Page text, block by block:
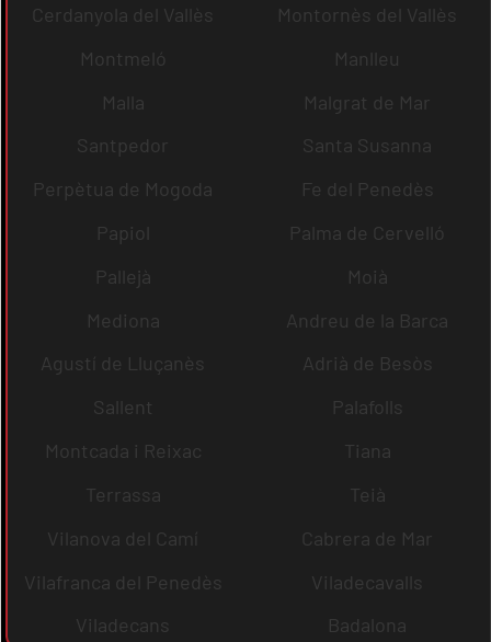
Cerdanyola del Vallès
Montornès del Vallès
Montmeló
Manlleu
Malla
Malgrat de Mar
Santpedor
Santa Susanna
Perpètua de Mogoda
Fe del Penedès
Papiol
Palma de Cervelló
Pallejà
Moià
Mediona
Andreu de la Barca
Agustí de Lluçanès
Adrià de Besòs
Sallent
Palafolls
Montcada i Reixac
Tiana
Terrassa
Teià
Vilanova del Camí
Cabrera de Mar
Vilafranca del Penedès
Viladecavalls
Viladecans
Badalona